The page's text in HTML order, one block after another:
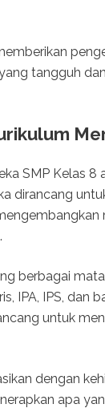
tangguh
SMP Kelas 8
dirancang
berbagai
IPA, IPS, dan
untuk
dengan
apa